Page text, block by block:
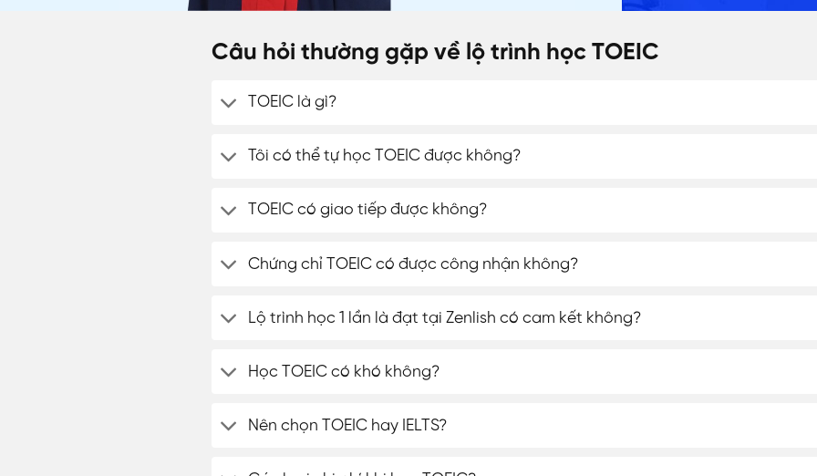
Câu hỏi thường gặp về lộ trình học TOEIC
TOEIC là gì?
Tôi có thể tự học TOEIC được không?
TOEIC có giao tiếp được không?
Chứng chỉ TOEIC có được công nhận không?
Lộ trình học 1 lần là đạt tại Zenlish có cam kết không?
Học TOEIC có khó không?
Nên chọn TOEIC hay IELTS?